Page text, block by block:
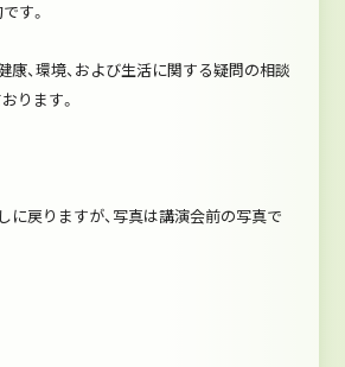
す。
康、環境、および生活に関する疑問の相談
ります。
に戻りますが、写真は講演会前の写真で